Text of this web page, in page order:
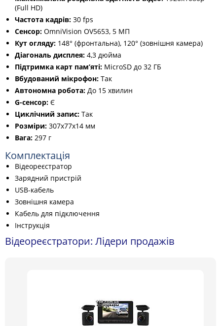
(Full HD)
Частота кадрів: 30 fps
Сенсор: OmniVision OV5653, 5 МП
Кут огляду: 148° (фронтальна), 120° (зовнішня камера)
Діагональ дисплея: 4,3 дюйма
Підтримка карт пам’яті: MicroSD до 32 ГБ
Вбудований мікрофон: Так
Автономна робота: До 15 хвилин
G-сенсор: Є
Циклічний запис: Так
Розміри: 307x77x14 мм
Вага: 297 г
Комплектація
Відеореєстратор
Зарядний пристрій
USB-кабель
Зовнішня камера
Кабель для підключення
Інструкція
Відеореєстратори: Лідери продажів